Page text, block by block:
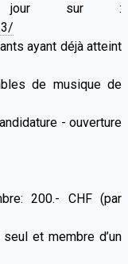
jour sur :
ayant déjà atteint
de musique de
- ouverture
200.- CHF (par
et membre d’un